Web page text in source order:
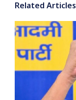
Related Articles